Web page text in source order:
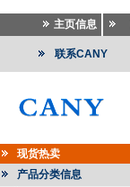
主页信息
联系CANY
现货热卖
产品分类信息